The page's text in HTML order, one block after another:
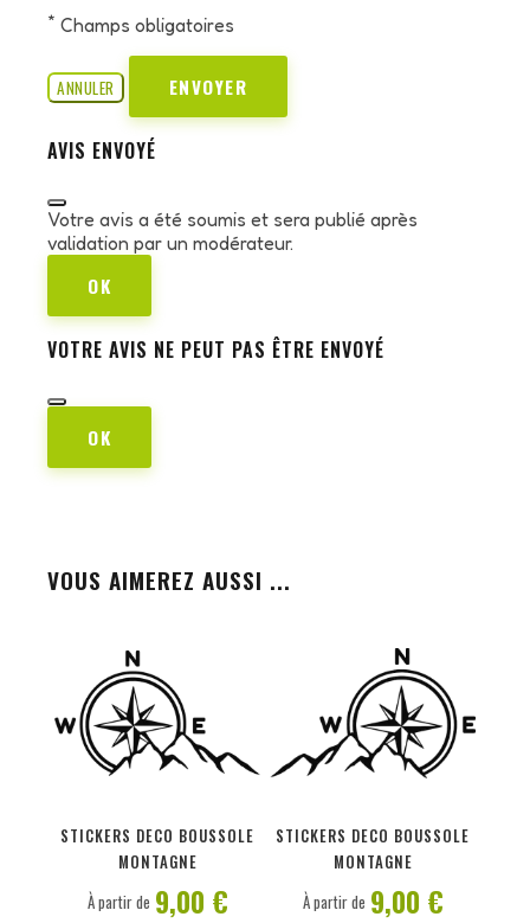
* Champs obligatoires
ANNULER ENVOYER
AVIS ENVOYÉ
Votre avis a été soumis et sera publié après
validation par un modérateur.
OK
VOTRE AVIS NE PEUT PAS ÊTRE ENVOYÉ
OK
VOUS AIMEREZ AUSSI ...
STICKERS DECO BOUSSOLE
MONTAGNE
À partir de 9,00 €
STICKERS DECO BOUSSOLE
MONTAGNE
À partir de 9,00 €